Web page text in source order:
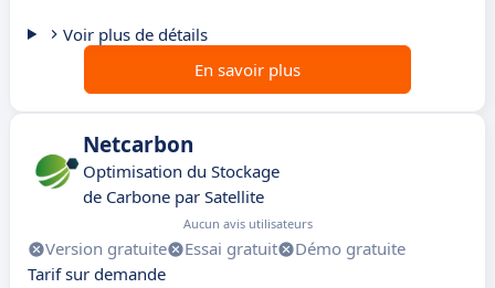
Voir plus de détails
En savoir plus
Netcarbon
Optimisation du Stockage
de Carbone par Satellite
Aucun avis utilisateurs
Version gratuite Essai gratuit
Démo gratuite
Tarif sur demande